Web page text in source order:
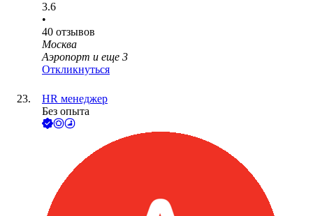
3.6
•
40 отзывов
Москва
Аэропорт и еще 3
Откликнуться
HR менеджер
Без опыта